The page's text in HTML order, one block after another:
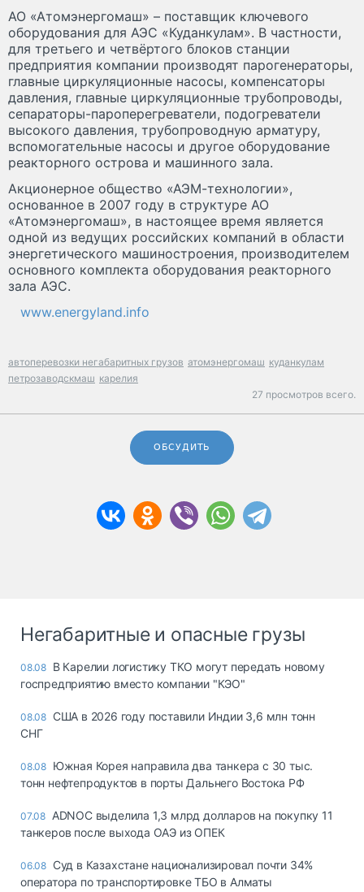
АО «Атомэнергомаш» – поставщик ключевого
оборудования для АЭС «Куданкулам». В частности,
для третьего и четвёртого блоков станции
предприятия компании производят парогенераторы,
главные циркуляционные насосы, компенсаторы
давления, главные циркуляционные трубопроводы,
сепараторы-пароперегреватели, подогреватели
высокого давления, трубопроводную арматуру,
вспомогательные насосы и другое оборудование
реакторного острова и машинного зала.
Акционерное общество «АЭМ-технологии»,
основанное в 2007 году в структуре АО
«Атомэнергомаш», в настоящее время является
одной из ведущих российских компаний в области
энергетического машиностроения, производителем
основного комплекта оборудования реакторного
зала АЭС.
www.energyland.info
автоперевозки негабаритных грузов атомэнергомаш куданкулам
петрозаводскмаш карелия
27 просмотров всего.
ОБСУДИТЬ
Негабаритные и опасные грузы
08.08 В Карелии логистику ТКО могут передать новому
госпредприятию вместо компании "КЭО"
08.08 США в 2026 году поставили Индии 3,6 млн тонн
СНГ
08.08 Южная Корея направила два танкера с 30 тыс.
тонн нефтепродуктов в порты Дальнего Востока РФ
07.08 ADNOC выделила 1,3 млрд долларов на покупку 11
танкеров после выхода ОАЭ из ОПЕК
06.08 Суд в Казахстане национализировал почти 34%
оператора по транспортировке ТБО в Алматы